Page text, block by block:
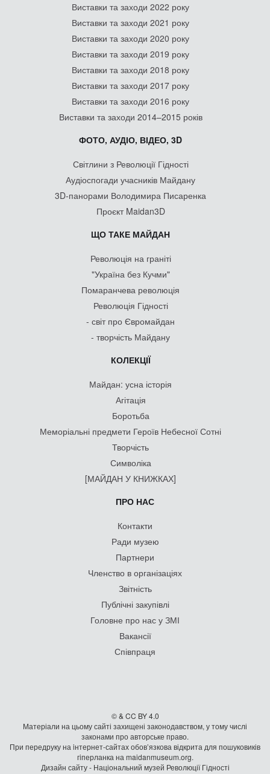
Виставки та заходи 2022 року
Виставки та заходи 2021 року
Виставки та заходи 2020 року
Виставки та заходи 2019 року
Виставки та заходи 2018 року
Виставки та заходи 2017 року
Виставки та заходи 2016 року
Виставки та заходи 2014–2015 років
ФОТО, АУДІО, ВІДЕО, 3D
Світлини з Революції Гідності
Аудіоспогади учасників Майдану
3D-панорами Володимира Писаренка
Проєкт Maidan3D
ЩО ТАКЕ МАЙДАН
Революція на граніті
"Україна без Кучми"
Помаранчева революція
Революція Гідності
- світ про Євромайдан
- творчість Майдану
КОЛЕКЦІЇ
Майдан: усна історія
Агітація
Боротьба
Меморіальні предмети Героїв Небесної Сотні
Творчість
Символіка
[МАЙДАН У КНИЖКАХ]
ПРО НАС
Контакти
Ради музею
Партнери
Членство в організаціях
Звітність
Публічні закупівлі
Головне про нас у ЗМІ
Вакансії
Співпраця
© & CC BY 4.0
Матеріали на цьому сайті захищені законодавством, у тому числі
законами про авторське право.
При передруку на iнтернет-сайтах обов’язкова відкрита для пошуковиків
гiперланка на maidanmuseum.org.
Дизайн сайту - Національний музей Революції Гідності